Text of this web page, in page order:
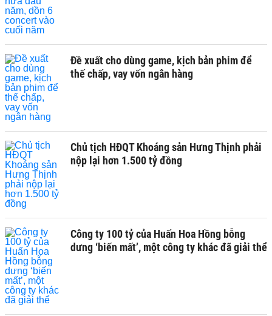
Đề xuất cho dùng game, kịch bản phim để
thế chấp, vay vốn ngân hàng
Chủ tịch HĐQT Khoáng sản Hưng Thịnh phải
nộp lại hơn 1.500 tỷ đồng
Công ty 100 tỷ của Huấn Hoa Hồng bỗng
dưng ‘biến mất’, một công ty khác đã giải thể